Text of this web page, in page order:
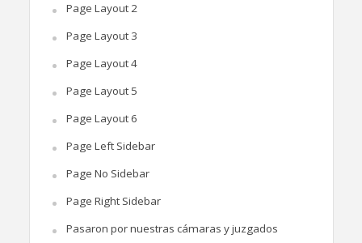
Page Layout 2
Page Layout 3
Page Layout 4
Page Layout 5
Page Layout 6
Page Left Sidebar
Page No Sidebar
Page Right Sidebar
Pasaron por nuestras cámaras y juzgados